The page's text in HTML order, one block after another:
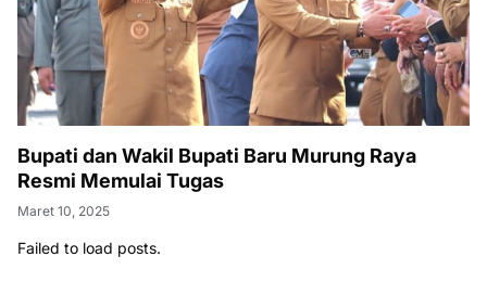
Bupati dan Wakil Bupati Baru Murung Raya
Resmi Memulai Tugas
Maret 10, 2025
Failed to load posts.